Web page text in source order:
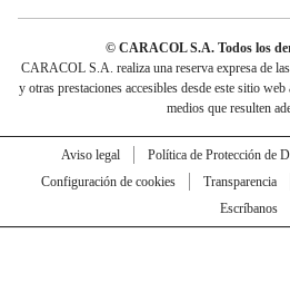
© CARACOL S.A. Todos los
CARACOL S.A. realiza una reserva expresa de
y otras prestaciones accesibles desde este sitio
medios que resulten
Aviso legal Política de Protección de
Configuración de cookies
Transparencia
Escríbanos